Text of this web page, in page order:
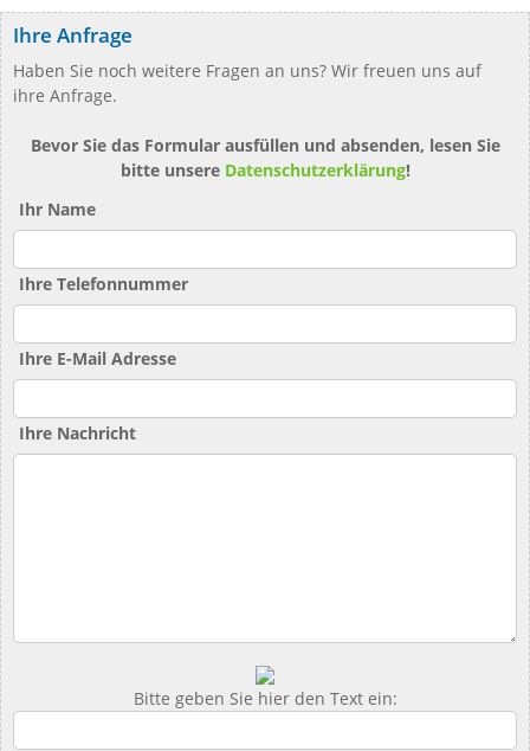
Ihre Anfrage
Haben Sie noch weitere Fragen an uns? Wir freuen uns auf
ihre Anfrage.
Bevor Sie das Formular ausfüllen und absenden, lesen Sie
bitte unsere Datenschutzerklärung!
Ihr Name
Ihre Telefonnummer
Ihre E-Mail Adresse
Ihre Nachricht
Bitte geben Sie hier den Text ein: